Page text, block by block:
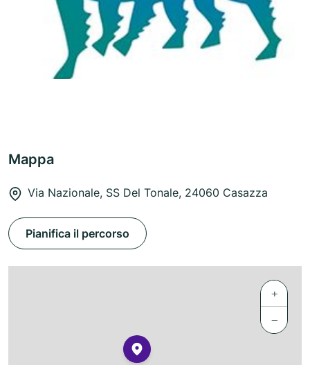
Mappa
Via Nazionale, SS Del Tonale, 24060 Casazza
Pianifica il percorso
+
−